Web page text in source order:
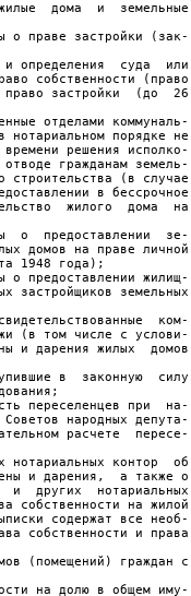
дома  и  земельные
о праве застройки (зак-
определения  суда  или
собственности (право
право застройки  (до  26
отделами коммуналь-
порядке не
решения исполко-
гражданам земель-
строительства (в случае
в бессрочное
жилого  дома  на
о  предоставлении  зе-
домов на праве личной
1948 года);
о предоставлении жилищ-
застройщиков земельных
ком-
(в том числе с услови-
и дарения жилых  домов
в  законную  силу
переселенцев при  на-
народных депута-
расчете  пересе-
нотариальных контор  об
и дарения,  а также о
и  других  нотариальных
собственности на жилой
содержат все необ-
собственности и права
(помещений) граждан с
на долю в общем иму-